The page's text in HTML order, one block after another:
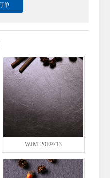
WJM-20E9713